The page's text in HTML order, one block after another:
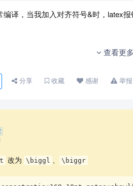
编译，当我加入对齐符号&时，latex报
-
\right.
查看更多
分享 收藏 感谢 举报
改为 \biggl 、 \biggr